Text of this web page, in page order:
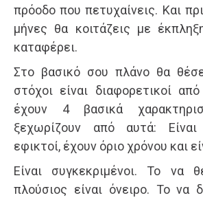
πρόοδο που πετυχαίνεις. Και
μήνες θα κοιτάζεις με
καταφέρει.
Στο βασικό σου πλάνο θα
στόχοι είναι διαφορετικοί
έχουν 4 βασικά
ξεχωρίζουν από αυτά: Είναι
εφικτοί, έχουν όριο χρόνου και
Είναι συγκεκριμένοι. Το να
πλούσιος είναι όνειρο. Το να